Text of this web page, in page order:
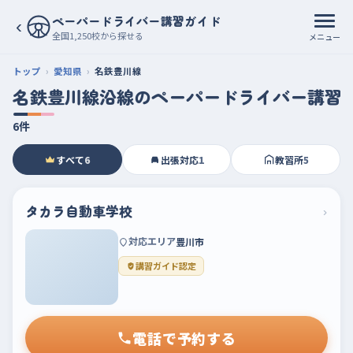
‹ ペーパードライバー講習ガイド
全国1,250校から探せる メニュー
トップ 愛知県 名鉄豊川線
名鉄豊川線沿線のペーパードライバー講習
6件
すべて6 出張対応1 教習所5
タカラ自動車学校 ›
対応エリア豊川市
講習ガイド認定
電話で予約する